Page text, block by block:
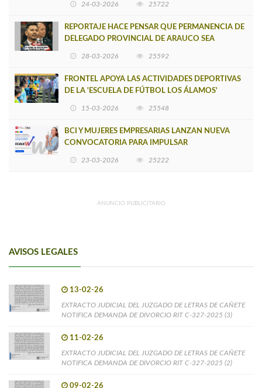
24-03-2026 25722
REPORTAJE HACE PENSAR QUE PERMANENCIA DE
DELEGADO PROVINCIAL DE ARAUCO SEA
28-03-2026 25592
FRONTEL APOYA LAS ACTIVIDADES DEPORTIVAS
DE LA 'ESCUELA DE FÚTBOL LOS ÁLAMOS'
15-03-2026 25548
BCI Y MUJERES EMPRESARIAS LANZAN NUEVA
CONVOCATORIA PARA IMPULSAR
23-03-2026 25222
ANUNCIO PUBLICITARIO
AVISOS LEGALES
13-02-26
EXTRACTO JUDICIAL DEL JUZGADO DE LETRAS DE CAÑETE
NOTIFICA DEMANDA DE DIVORCIO RIT C-327-2025 (3)
11-02-26
EXTRACTO JUDICIAL DEL JUZGADO DE LETRAS DE CAÑETE
NOTIFICA DEMANDA DE DIVORCIO RIT C-327-2025 (2)
09-02-26